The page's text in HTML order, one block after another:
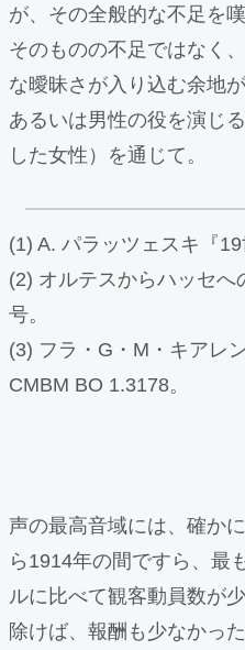
が、その全般的な不足を
そのものの不足ではなく
な曖昧さが入り込む余地
あるいは男性の役を演じ
した女性）を通じて。
(1) A. パラッツェスキ『
(2) オルテスからハッセ
号。
(3) フラ・G・M・キアレ
CMBM BO 1.3178。
声の最高音域には、確か
ら1914年の間ですら、最
ルに比べて観客動員数が
除けば、報酬も少なかっ